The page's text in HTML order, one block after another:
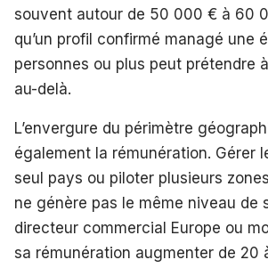
souvent autour de 50 000 € à 60
qu’un profil confirmé managé une
personnes ou plus peut prétendre
au-delà.
L’envergure du périmètre
également la rémunération. Gérer
seul pays ou piloter plusieurs
ne génère pas le même niveau de
directeur commercial Europe ou
sa rémunération augmenter de 20